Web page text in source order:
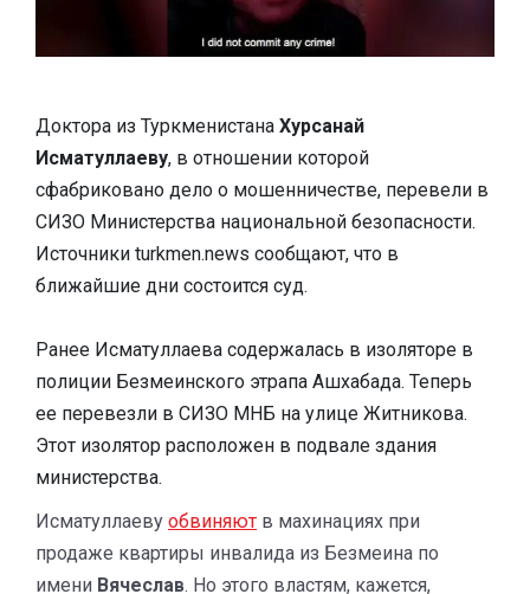
Доктора из Туркменистана Хурсанай
Исматуллаеву, в отношении которой
сфабриковано дело о мошенничестве, перевели в
СИЗО Министерства национальной безопасности.
Источники turkmen.news сообщают, что в
ближайшие дни состоится суд.
Ранее Исматуллаева содержалась в изоляторе в
полиции Безмеинского этрапа Ашхабада. Теперь
ее перевезли в СИЗО МНБ на улице Житникова.
Этот изолятор расположен в подвале здания
министерства.
Исматуллаеву обвиняют в махинациях при
продаже квартиры инвалида из Безмеина по
имени Вячеслав. Но этого властям, кажется,